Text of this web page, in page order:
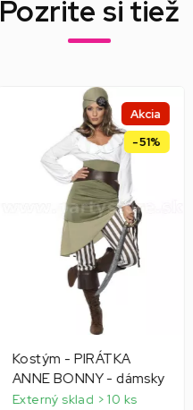
Pozrite si tiež
Akcia
-51%
Kostým - PIRÁTKA
ANNE BONNY - dámsky
Externý sklad > 10 ks